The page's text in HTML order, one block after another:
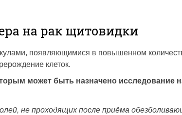
на рак щитовидки
появляющимися в повышенном
клеток.
может быть назначено исследование
не проходящих после приёма